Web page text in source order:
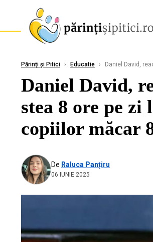
Părinți și Pitici › Educatie › Daniel David,
Daniel David,
stea 8 ore pe
copiilor măcar
De Raluca Panțiru
06 IUNIE 2025